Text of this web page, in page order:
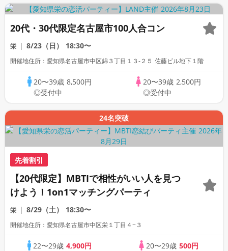
20代・30代限定名古屋市100人合コン
栄 8/23（日） 18:30〜
開催地住所：愛知県名古屋市中区錦３丁目１３-２５ 佐藤ビル地下１階
20〜39歳 8,500円
◎受付中
20〜39歳 2,500円
◎受付中
24名突破
先着割引
【20代限定】MBTIで相性がいい人を見つ
けよう！1on1マッチングパーティ
栄 8/29（土） 18:30〜
開催地住所：愛知県名古屋市中区栄１丁目４−３
22〜29歳4,900円
20〜29歳 500円